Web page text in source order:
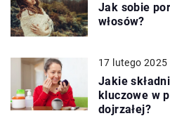
Jak sobie
włosów?
17 lutego 2025
Jakie
kluczowe w
dojrzałej?